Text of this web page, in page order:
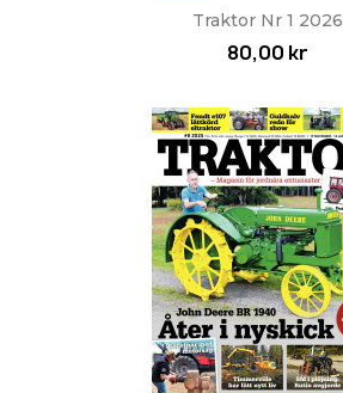
Traktor Nr 1 2026
80,00 kr